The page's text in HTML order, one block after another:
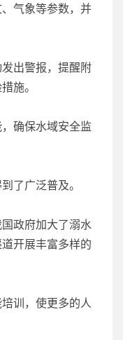
气象等参数，并
出警报，提醒附
施。
确保水域安全监
了广泛普及。
政府加大了溺水
开展丰富多样的
训，使更多的人